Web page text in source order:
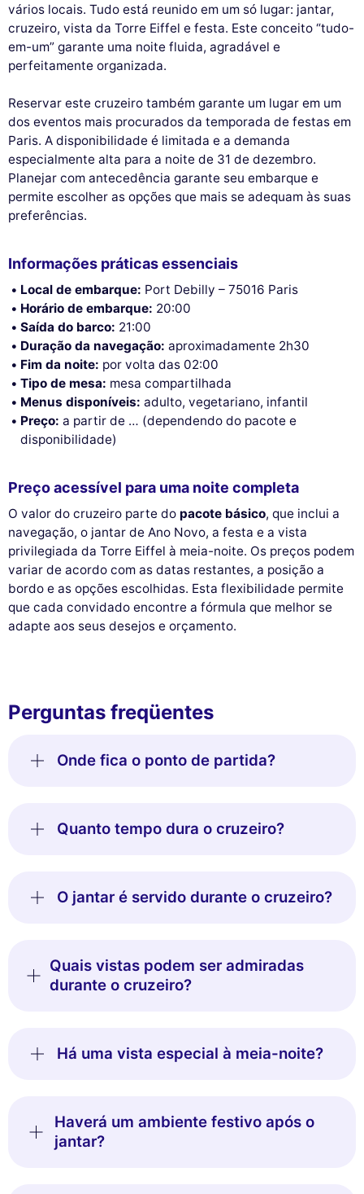
vários locais. Tudo está reunido em um só lugar: jantar,
cruzeiro, vista da Torre Eiffel e festa. Este conceito “tudo-
em-um” garante uma noite fluida, agradável e
perfeitamente organizada.
Reservar este cruzeiro também garante um lugar em um
dos eventos mais procurados da temporada de festas em
Paris. A disponibilidade é limitada e a demanda
especialmente alta para a noite de 31 de dezembro.
Planejar com antecedência garante seu embarque e
permite escolher as opções que mais se adequam às suas
preferências.
Informações práticas essenciais
Local de embarque: Port Debilly – 75016 Paris
Horário de embarque: 20:00
Saída do barco: 21:00
Duração da navegação: aproximadamente 2h30
Fim da noite: por volta das 02:00
Tipo de mesa: mesa compartilhada
Menus disponíveis: adulto, vegetariano, infantil
Preço: a partir de … (dependendo do pacote e
disponibilidade)
Preço acessível para uma noite completa
O valor do cruzeiro parte do pacote básico, que inclui a
navegação, o jantar de Ano Novo, a festa e a vista
privilegiada da Torre Eiffel à meia-noite. Os preços podem
variar de acordo com as datas restantes, a posição a
bordo e as opções escolhidas. Esta flexibilidade permite
que cada convidado encontre a fórmula que melhor se
adapte aos seus desejos e orçamento.
Perguntas freqüentes
Onde fica o ponto de partida?
Quanto tempo dura o cruzeiro?
O jantar é servido durante o cruzeiro?
Quais vistas podem ser admiradas
durante o cruzeiro?
Há uma vista especial à meia-noite?
Haverá um ambiente festivo após o
jantar?